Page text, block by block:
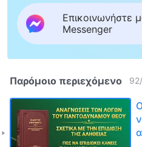
Επικοινωνήστε
Messenger
Παρόμοιο περιεχόμενο 92/